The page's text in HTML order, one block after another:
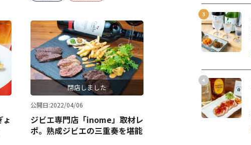
閉店しました
公開日:2022/04/06
ジビエ専門店「inome」取材レ
ポ。熟成ジビエの三重奏を堪能